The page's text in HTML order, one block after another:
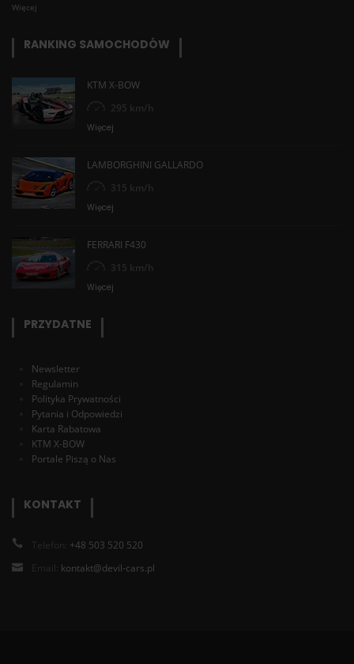
Więcej
RANKING SAMOCHODÓW
KTM X-BOW
295 km/h
Więcej
LAMBORGHINI GALLARDO
315 km/h
Więcej
FERRARI F430
315 km/h
Więcej
PRZYDATNE
Newsletter
Regulamin
Polityka Prywatności
Pytania i Odpowiedzi
Karta Rabatowa
KTM X-BOW
Portale Piszą o Nas
KONTAKT
Telefon: +48 503 520 520
Email: kontakt@devil-cars.pl